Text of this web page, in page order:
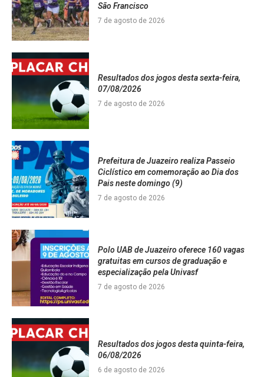
São Francisco
7 de agosto de 2026
Resultados dos jogos desta sexta-feira,
07/08/2026
7 de agosto de 2026
Prefeitura de Juazeiro realiza Passeio
Ciclístico em comemoração ao Dia dos
Pais neste domingo (9)
7 de agosto de 2026
Polo UAB de Juazeiro oferece 160 vagas
gratuitas em cursos de graduação e
especialização pela Univasf
7 de agosto de 2026
Resultados dos jogos desta quinta-feira,
06/08/2026
6 de agosto de 2026